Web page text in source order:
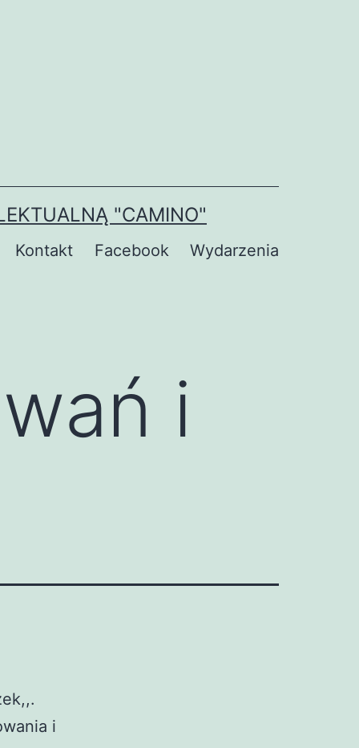
"CAMINO"
Kontakt Facebook Wydarzenia
i
i